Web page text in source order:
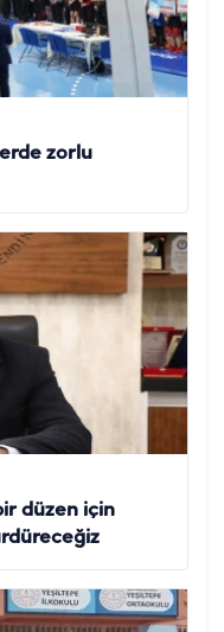
zorlu
düzen için